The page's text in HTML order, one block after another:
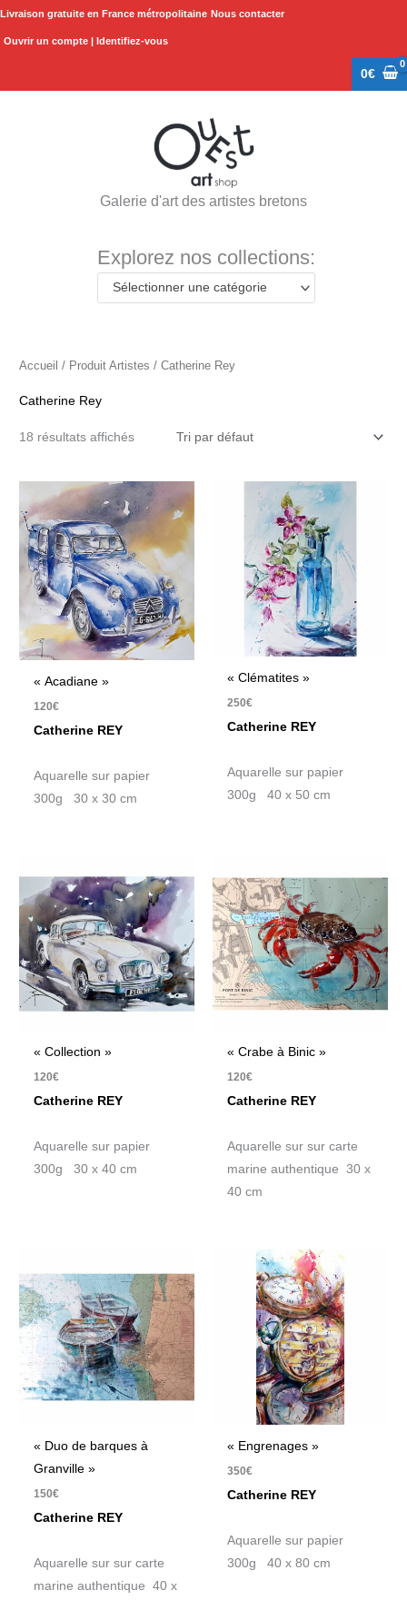
Aller
Livraison gratuite en France métropolitaine Nous contacter
Ouvrir un compte | Identifiez-vous
0€
Galerie d'art des artistes bretons
Explorez nos collections:
Sélectionner une catégorie
Accueil / Produit Artistes / Catherine Rey
Catherine Rey
18 résultats affichés
« Acadiane »
120€
Catherine REY
Aquarelle sur papier
300g 30 x 30 cm
« Clématites »
250€
Catherine REY
Aquarelle sur papier
300g 40 x 50 cm
« Collection »
120€
Catherine REY
Aquarelle sur papier
300g 30 x 40 cm
« Crabe à Binic »
120€
Catherine REY
Aquarelle sur sur carte
marine authentique 30 x
40 cm
« Duo de barques à
Granville »
150€
Catherine REY
Aquarelle sur sur carte
marine authentique 40 x
« Engrenages »
350€
Catherine REY
Aquarelle sur papier
300g 40 x 80 cm